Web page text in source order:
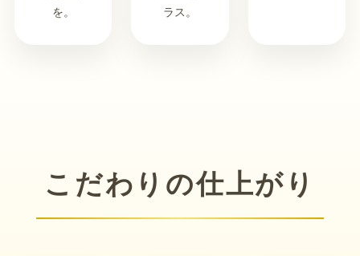
を。
ラス。
こだわりの仕上がり